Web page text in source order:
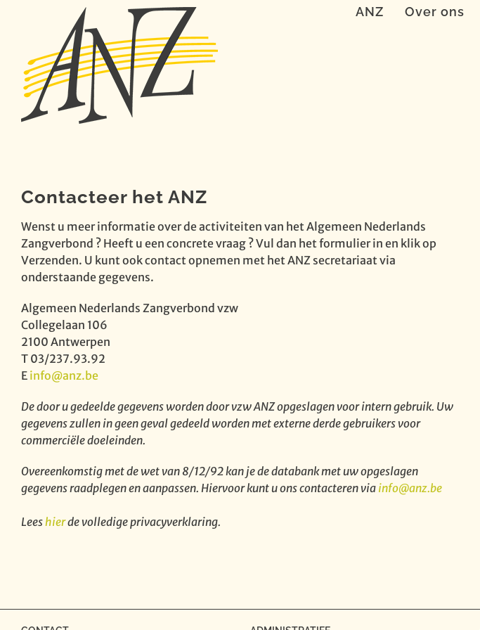
ANZ Over ons
Contacteer het ANZ
Wenst u meer informatie over de activiteiten van het Algemeen Nederlands
Zangverbond ? Heeft u een concrete vraag ? Vul dan het formulier in en klik op
Verzenden. U kunt ook contact opnemen met het ANZ secretariaat via
onderstaande gegevens.
Algemeen Nederlands Zangverbond vzw
Collegelaan 106
2100 Antwerpen
T 03/237.93.92
E info@anz.be
De door u gedeelde gegevens worden door vzw ANZ opgeslagen voor intern gebruik. Uw
gegevens zullen in geen geval gedeeld worden met externe derde gebruikers voor
commerciële doeleinden.
Overeenkomstig met de wet van 8/12/92 kan je de databank met uw opgeslagen
gegevens raadplegen en aanpassen. Hiervoor kunt u ons contacteren via info@anz.be
Leeshierde volledige privacyverklaring.